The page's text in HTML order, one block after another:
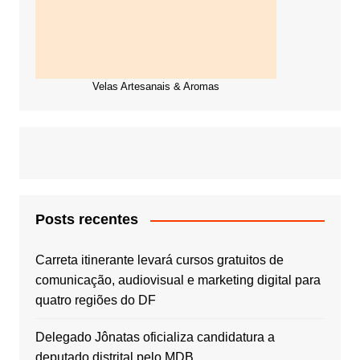
Velas Artesanais & Aromas
Posts recentes
Carreta itinerante levará cursos gratuitos de
comunicação, audiovisual e marketing digital para
quatro regiões do DF
Delegado Jônatas oficializa candidatura a